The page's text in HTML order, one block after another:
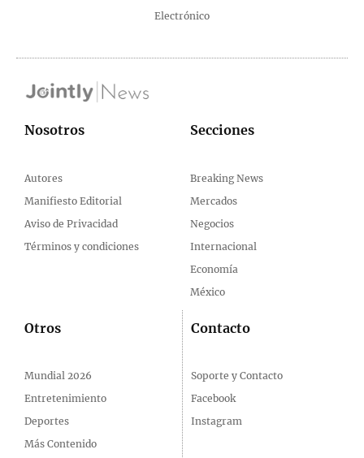
Electrónico
Nosotros
Autores
Manifiesto Editorial
Aviso de Privacidad
Términos y condiciones
Secciones
Breaking News
Mercados
Negocios
Internacional
Economía
México
Otros
Mundial 2026
Entretenimiento
Deportes
Más Contenido
Contacto
Soporte y Contacto
Facebook
Instagram